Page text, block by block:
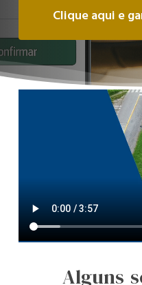
Clique aqui e
Alguns